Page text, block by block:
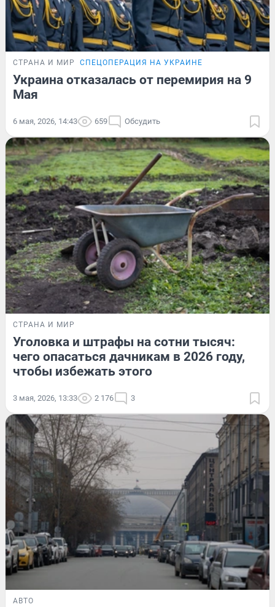
СТРАНА И МИР СПЕЦОПЕРАЦИЯ НА УКРАИНЕ
Украина отказалась от перемирия на 9
Мая
6 мая, 2026, 14:43 659 Обсудить
СТРАНА И МИР
Уголовка и штрафы на сотни тысяч:
чего опасаться дачникам в 2026 году,
чтобы избежать этого
3 мая, 2026, 13:33 2 176 3
АВТО